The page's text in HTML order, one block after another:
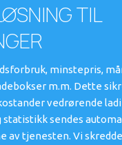
TIL
minstepris,
m.m. Dette
vedrørende
statistikk sendes
av tjenesten. Vi